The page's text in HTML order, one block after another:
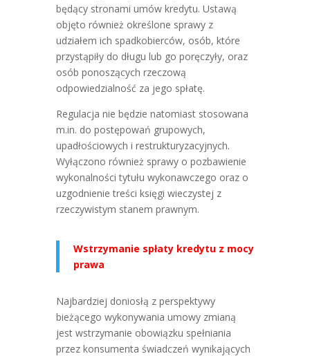
będący stronami umów kredytu. Ustawą
objęto również określone sprawy z
udziałem ich spadkobierców, osób, które
przystąpiły do długu lub go poręczyły, oraz
osób ponoszących rzeczową
odpowiedzialność za jego spłatę.
Regulacja nie będzie natomiast stosowana
m.in. do postępowań grupowych,
upadłościowych i restrukturyzacyjnych.
Wyłączono również sprawy o pozbawienie
wykonalności tytułu wykonawczego oraz o
uzgodnienie treści księgi wieczystej z
rzeczywistym stanem prawnym.
Wstrzymanie spłaty kredytu z mocy
prawa
Najbardziej doniosłą z perspektywy
bieżącego wykonywania umowy zmianą
jest wstrzymanie obowiązku spełniania
przez konsumenta świadczeń wynikających